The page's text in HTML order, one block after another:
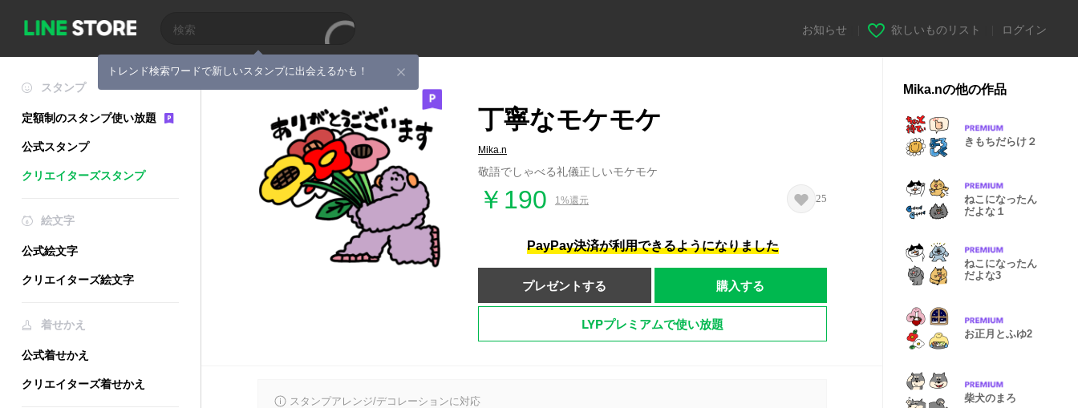
トレンド検索ワードで新しいスタンプに出会えるかも！
お知らせ 欲しいものリスト ログイン
スタンプ
定額制のスタンプ使い放題
公式スタンプ
クリエイターズスタンプ
絵文字
公式絵文字
クリエイターズ絵文字
着せかえ
公式着せかえ
クリエイターズ着せかえ
丁寧なモケモケ
Mika.n
敬語でしゃべる礼儀正しいモケモケ
￥190 1%還元 25
PayPay決済が利用できるようになりました
プレゼントする 購入する
LYPプレミアムで使い放題
スタンプアレンジ/デコレーションに対応
Mika.nの他の作品
きもちだらけ２
ねこになったん
だよな１
ねこになったん
だよな3
お正月とふゆ2
柴犬のまろ